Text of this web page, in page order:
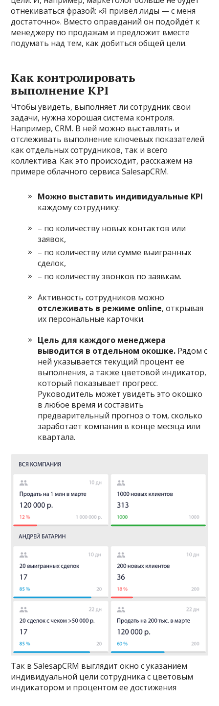
отнекиваться фразой: «Я привёл лиды — с меня
достаточно». Вместо оправданий он подойдёт к
менеджеру по продажам и предложит вместе
подумать над тем, как добиться общей цели.
Как контролировать
выполнение KPI
Чтобы увидеть, выполняет ли сотрудник свои
задачи, нужна хорошая система контроля.
Например, CRM. В ней можно выставлять и
отслеживать выполнение ключевых показателей
как отдельных сотрудников, так и всего
коллектива. Как это происходит, расскажем на
примере облачного сервиса SalesapCRM.
Можно выставить индивидуальные KPI
каждому сотруднику:
– по количеству новых контактов или
заявок,
– по количеству или сумме выигранных
сделок,
– по количеству звонков по заявкам.
Активность сотрудников можно
отслеживать в режиме online, открывая
их персональные карточки.
Цель для каждого менеджера
выводится в отдельном окошке. Рядом с
ней указывается текущий процент ее
выполнения, а также цветовой индикатор,
который показывает прогресс.
Руководитель может увидеть это окошко
в любое время и составить
предварительный прогноз о том, сколько
заработает компания в конце месяца или
квартала.
Так в SalesapCRM выглядит окно с указанием
индивидуальной цели сотрудника с цветовым
индикатором и процентом ее достижения